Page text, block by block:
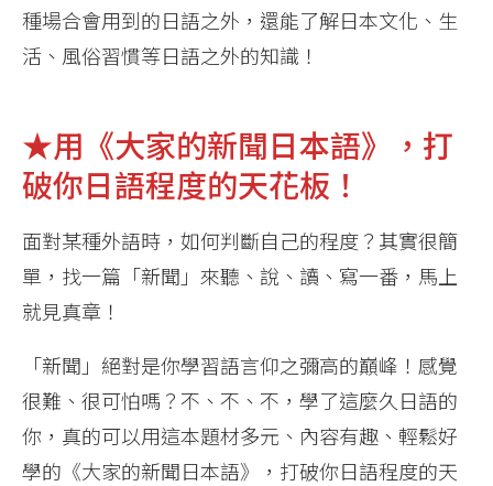
種場合會用到的日語之外，還能了解日本文化、生
活、風俗習慣等日語之外的知識！
★用《大家的新聞日本語》，打
破你日語程度的天花板！
面對某種外語時，如何判斷自己的程度？其實很簡
單，找一篇「新聞」來聽、說、讀、寫一番，馬上
就見真章！
「新聞」絕對是你學習語言仰之彌高的巔峰！感覺
很難、很可怕嗎？不、不、不，學了這麼久日語的
你，真的可以用這本題材多元、內容有趣、輕鬆好
學的《大家的新聞日本語》，打破你日語程度的天